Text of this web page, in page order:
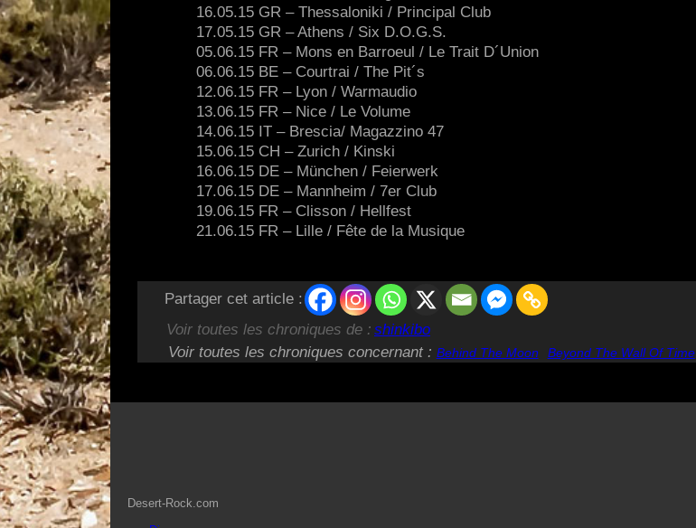
16.05.15 GR – Thessaloniki / Principal Club
17.05.15 GR – Athens / Six D.O.G.S.
05.06.15 FR – Mons en Barroeul / Le Trait D´Union
06.06.15 BE – Courtrai / The Pit´s
12.06.15 FR – Lyon / Warmaudio
13.06.15 FR – Nice / Le Volume
14.06.15 IT – Brescia/ Magazzino 47
15.06.15 CH – Zurich / Kinski
16.06.15 DE – München / Feierwerk
17.06.15 DE – Mannheim / 7er Club
19.06.15 FR – Clisson / Hellfest
21.06.15 FR – Lille / Fête de la Musique
Partager cet article :
Voir toutes les chroniques de : shinkibo
Voir toutes les chroniques concernant : Behind The Moon Beyond The Wall Of Time
Desert-Rock.com